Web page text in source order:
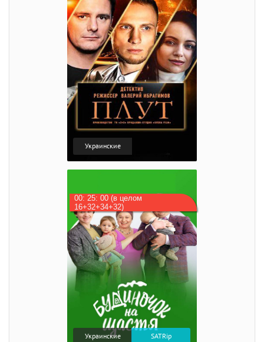
Украинские
00: 25: 00 (в целом
16+32+34+32)
Украинские SATRip